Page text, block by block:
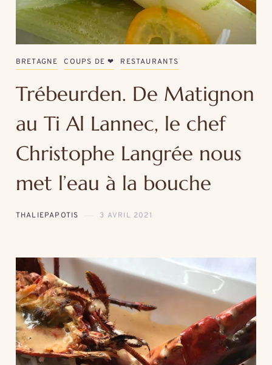
BRETAGNE COUPS DE ❤ RESTAURANTS
Trébeurden. De Matignon
au Ti Al Lannec, le chef
Christophe Langrée nous
met l’eau à la bouche
THALIEPAPOTIS 3 AVRIL 2021